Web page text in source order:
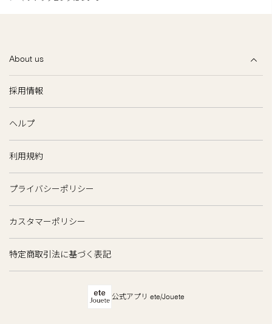
About us
採用情報
ヘルプ
利用規約
プライバシーポリシー
カスタマーポリシー
特定商取引法に基づく表記
公式アプリ ete/Jouete